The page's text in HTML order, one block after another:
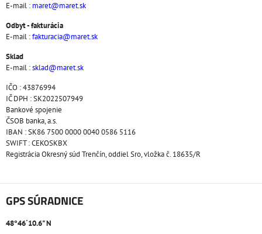
E-mail : maret@maret.sk
Odbyt - fakturácia
E-mail :fakturacia@maret.sk
Sklad
E-mail :sklad@maret.sk
IČO : 43876994
IČ DPH : SK2022507949
Bankové spojenie
ČSOB banka, a.s.
IBAN : SK86 7500 0000 0040 0586 5116
SWIFT : CEKOSKBX
Registrácia Okresný súd Trenčín, oddiel Sro, vložka č. 18635/R
GPS SÚRADNICE
48°46´10.6" N